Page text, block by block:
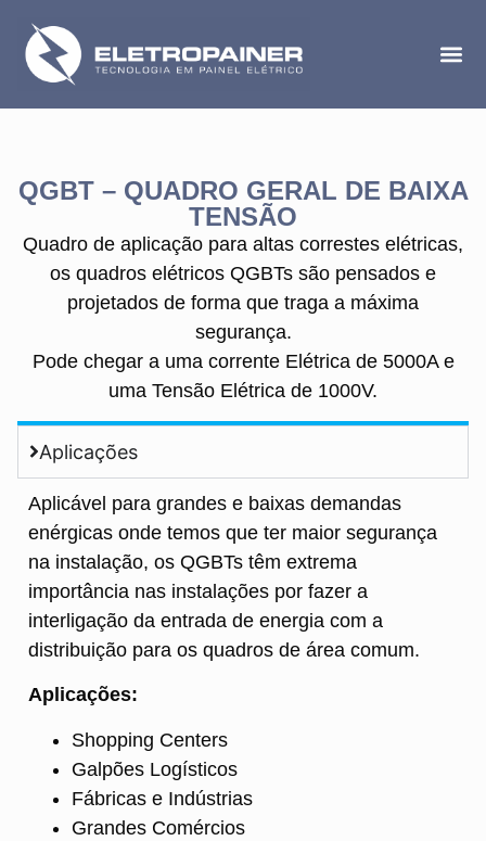
QGBT – QUADRO GERAL DE BAIXA
TENSÃO
Quadro de aplicação para altas correstes elétricas,
os quadros elétricos QGBTs são pensados e
projetados de forma que traga a máxima
segurança.
Pode chegar a uma corrente Elétrica de 5000A e
uma Tensão Elétrica de 1000V.
Aplicações
Aplicável para grandes e baixas demandas
enérgicas onde temos que ter maior segurança
na instalação, os QGBTs têm extrema
importância nas instalações por fazer a
interligação da entrada de energia com a
distribuição para os quadros de área comum.
Aplicações:
Shopping Centers
Galpões Logísticos
Fábricas e Indústrias
Grandes Comércios